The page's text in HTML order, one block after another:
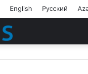
English Русский